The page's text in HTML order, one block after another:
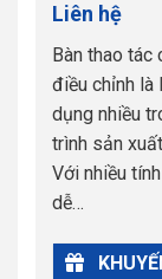
Liên hệ
Bàn thao tác
điều chỉnh là
dụng nhiều
trình sản
Với nhiều
dễ…